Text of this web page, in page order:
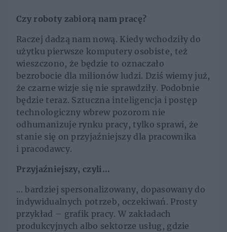
Czy roboty zabiorą nam pracę?
Raczej dadzą nam nową. Kiedy wchodziły do
użytku pierwsze komputery osobiste, też
wieszczono, że będzie to oznaczało
bezrobocie dla milionów ludzi. Dziś wiemy już,
że czarne wizje się nie sprawdziły. Podobnie
będzie teraz. Sztuczna inteligencja i postęp
technologiczny wbrew pozorom nie
odhumanizuje rynku pracy, tylko sprawi, że
stanie się on przyjaźniejszy dla pracownika
i pracodawcy.
Przyjaźniejszy, czyli...
... bardziej spersonalizowany, dopasowany do
indywidualnych potrzeb, oczekiwań. Prosty
przykład – grafik pracy. W zakładach
produkcyjnych albo sektorze usług, gdzie